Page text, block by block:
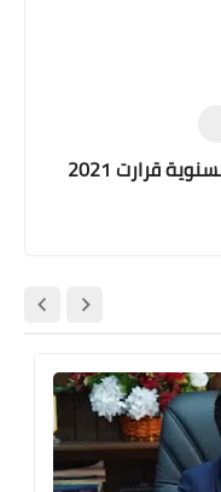
اسماء المشمولين بالمشاهدة السنوية قرارت 2021